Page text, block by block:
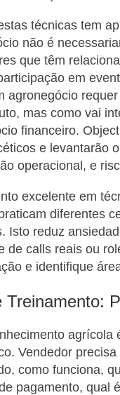
técnicas tem
não é
que têm
em
agronegócio
mas como vai
financeiro.
e levantarão
operacional, e
excelente em
diferentes
Isto reduz
de calls reais ou
e identifique
Treinamento:
agrícola
Vendedor
como funciona,
pagamento, qual